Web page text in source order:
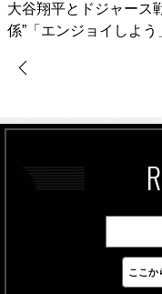
大谷翔平とドジャース
係”「エンジョイしよ
最新
ここか